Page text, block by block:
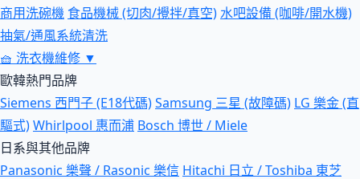
商用洗碗機 食品機械 (切肉/攪拌/真空)水吧設備 (咖啡/開水機)
抽氣/通風系統清洗
🧺 洗衣機維修 ▼
歐韓熱門品牌
Siemens 西門子 (E18代碼)Samsung 三星 (故障碼) LG 樂金 (直
驅式)Whirlpool 惠而浦 Bosch 博世 / Miele
日系與其他品牌
Panasonic 樂聲 / Rasonic 樂信 Hitachi 日立 / Toshiba 東芝